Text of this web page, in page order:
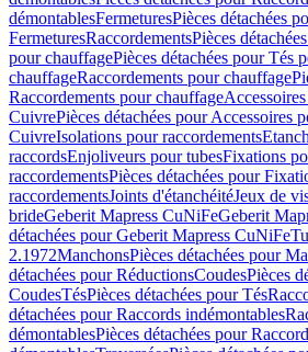
démontablesFermeturesPièces détachées
FermeturesRaccordementsPièces
pour chauffagePièces détachées pour Tés
chauffageRaccordements pour chauffage
Raccordements pour chauffage
CuivrePièces détachées pour Accessoires
CuivreIsolations pour raccordements
raccordsEnjoliveurs pour tubesFixations
raccordementsPièces détachées pour
raccordementsJoints d'étanchéitéJeux de
brideGeberit Mapress CuNiFeGeberit
détachées pour Geberit Mapress CuNiFe
2.1972ManchonsPièces détachées pour
détachées pour RéductionsCoudesPièces
CoudesTésPièces détachées pour Tés
détachées pour Raccords indémontables
démontablesPièces détachées pour